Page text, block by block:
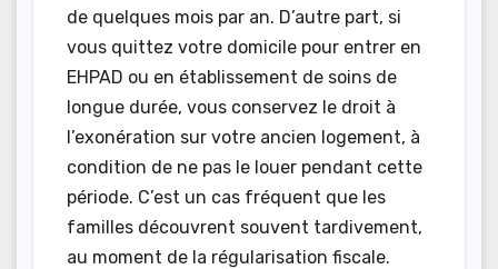
de quelques mois par an. D’autre part, si
vous quittez votre domicile pour entrer en
EHPAD ou en établissement de soins de
longue durée, vous conservez le droit à
l’exonération sur votre ancien logement, à
condition de ne pas le louer pendant cette
période. C’est un cas fréquent que les
familles découvrent souvent tardivement,
au moment de la régularisation fiscale.